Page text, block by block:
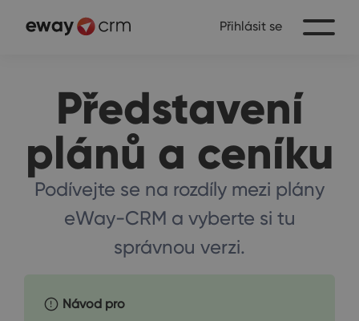
Přihlásit se
Představení
plánů a ceníku
Podívejte se na rozdíly mezi plány
eWay-CRM a vyberte si tu
správnou verzi.
Návod pro